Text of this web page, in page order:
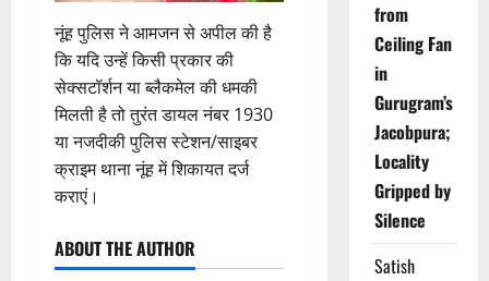
नूंह पुलिस ने आमजन से अपील की है
कि यदि उन्हें किसी प्रकार की
सेक्सटॉर्शन या ब्लैकमेल की धमकी
मिलती है तो तुरंत डायल नंबर 1930
या नजदीकी पुलिस स्टेशन/साइबर
क्राइम थाना नूंह में शिकायत दर्ज
कराएं।
ABOUT THE AUTHOR
from
Ceiling Fan
in
Gurugram’s
Jacobpura;
Locality
Gripped by
Silence
Satish